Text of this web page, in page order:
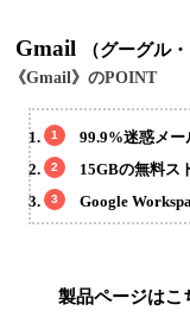
Gmail （グーグル
《Gmail》のPOINT
99.9%迷惑メ
15GBの無料ス
Google
製品ページはこ